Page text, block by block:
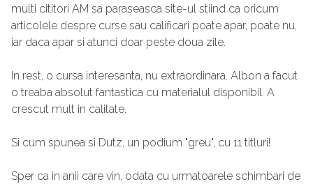
multi cititori AM sa paraseasca site-ul stiind ca oricum
articolele despre curse sau calificari poate apar, poate nu,
iar daca apar si atunci doar peste doua zile.
In rest, o cursa interesanta, nu extraordinara. Albon a facut
o treaba absolut fantastica cu materialul disponibil. A
crescut mult in calitate.
Si cum spunea si Dutz, un podium "greu", cu 11 titluri!
Sper ca in anii care vin, odata cu urmatoarele schimbari de